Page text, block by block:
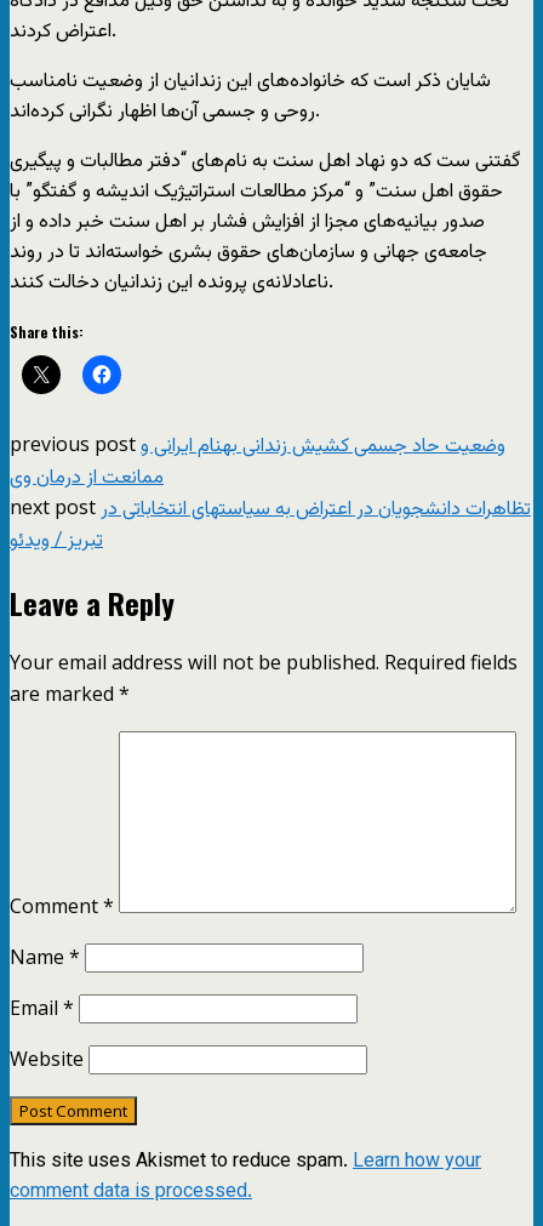
اعتراض کردند.
شایان ذکر است که خانواده‌های این زندانیان از وضعیت نامناسب
روحی و جسمی آن‌ها اظهار نگرانی کرده‌اند.
گفتنی ست که دو نهاد اهل سنت به نام‌های “دفتر مطالبات و پیگیری
حقوق اهل سنت” و “مرکز مطالعات استراتیژیک اندیشه و گفتگو” با
صدور بیانیه‌های مجزا از افزایش فشار بر اهل سنت خبر داده و از
جامعه‌ی جهانی و سازمان‌های حقوق بشری خواسته‌اند تا در روند
ناعادلانه‌ی پرونده این زندانیان دخالت کنند.
Share this:
previous postوضعیت حاد جسمی کشیش زندانی بهنام ایرانی و
ممانعت از درمان وی
next post تظاهرات دانشجویان در اعتراض به سیاستهای انتخاباتی در
تبریز / ویدئو
Leave a Reply
Your email address will not be published. Required fields
are marked *
Comment*
Name *
Email *
Website
This site uses Akismet to reduce spam. Learn how your
comment data is processed.